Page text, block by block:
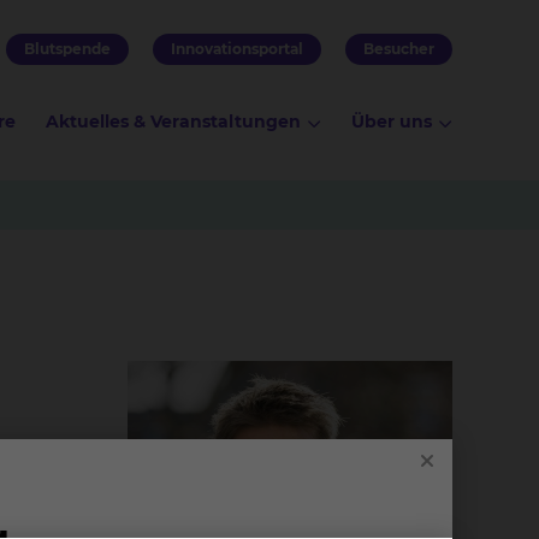
Blutspende Innovationsportal Besucher
Aktuelles & Veranstaltungen Über uns